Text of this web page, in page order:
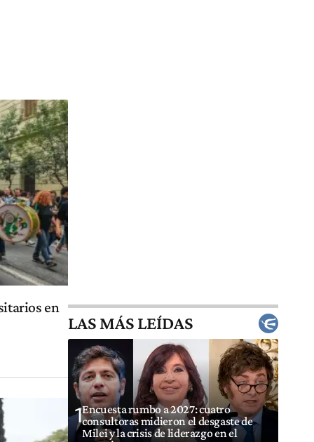
en
LAS MÁS LEÍDAS
1Encuesta rumbo a 2027: cuatro
consultoras midieron el desgaste de
Milei y la crisis de liderazgo en el